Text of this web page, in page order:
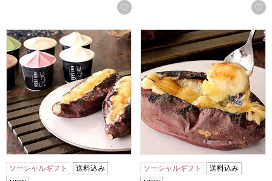
お気に入りに登録する
島根 KAKA.IZUMO KAKA ジェラート＆蜜焼き芋ブリュレ
ソーシャルギフト
送料込み
島根 KAKA.IZUMO 熟成蜜焼
ソーシャルギフト
送料込み